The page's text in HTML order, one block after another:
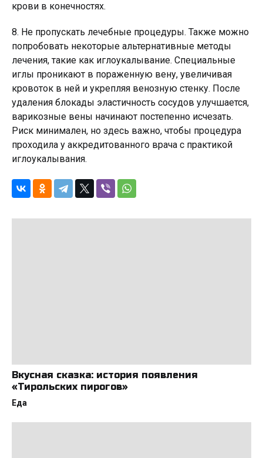
крови в конечностях.
8. Не пропускать лечебные процедуры. Также можно
попробовать некоторые альтернативные методы
лечения, такие как иглоукалывание. Специальные
иглы проникают в пораженную вену, увеличивая
кровоток в ней и укрепляя венозную стенку. После
удаления блокады эластичность сосудов улучшается,
варикозные вены начинают постепенно исчезать.
Риск минимален, но здесь важно, чтобы процедура
проходила у аккредитованного врача с практикой
иглоукалывания.
Вкусная сказка: история появления
«Тирольских пирогов»
Еда